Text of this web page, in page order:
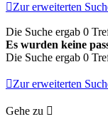
Zur erweiterten
Die Suche ergab 0
Es wurden keine
Die Suche ergab 0
Zur erweiterten
Gehe zu